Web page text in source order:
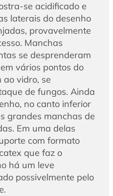
se acidificado e
laterais do desenho
provavelmente
Manchas
se desprenderam
vários pontos do
ao vidro, se
de fungos. Ainda
no canto inferior
grandes manchas de
Em uma delas
com formato
que faz o
há um leve
possivelmente pelo